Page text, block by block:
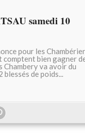
samedi 10
pour les
comptent bien gagner
Chambery va avoir du
de poids...